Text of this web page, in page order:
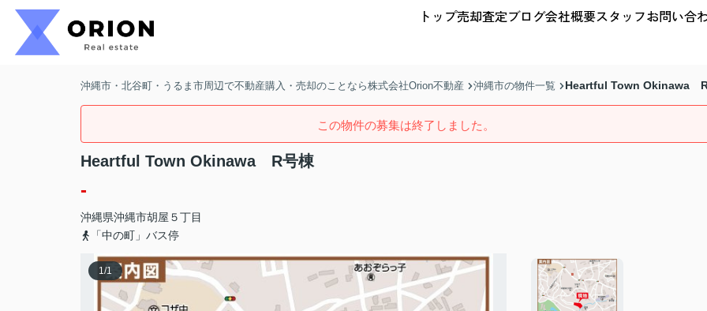
トップ売却査定ブログ会社概要スタッフお問い合
沖縄市・北谷町・うるま市周辺で不動産購入・売却のことなら株式会社Orion不動産 沖縄市の物件一覧 Heartful Town Okinawa
この物件の募集は終了しました。
Heartful Town Okinawa R号棟
-
沖縄県沖縄市胡屋 ５丁目
「中の町」バス停
1 /1